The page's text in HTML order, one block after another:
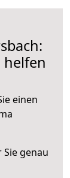
helfen
einen
genau